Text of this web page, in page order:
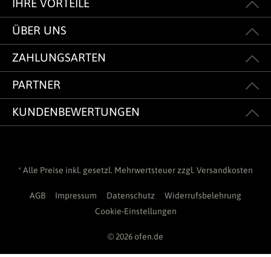
IHRE VORTEILE
ÜBER UNS
ZAHLUNGSARTEN
PARTNER
KUNDENBEWERTUNGEN
* Alle Preise inkl. gesetzl. Mehrwertsteuer zzgl. Versandkosten
AGB Impressum Datenschutz
Widerrufsbelehrung
Cookie-Einstellungen
© 2026 ofen.de